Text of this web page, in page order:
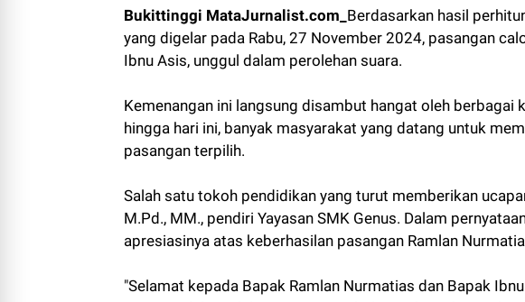
Bukittinggi MataJurnalist.com_ Berdasarkan hasil
yang digelar pada Rabu, 27 November 2024, pasangan
Ibnu Asis, unggul dalam perolehan suara.
Kemenangan ini langsung disambut hangat oleh berbagai
hingga hari ini, banyak masyarakat yang datang untuk
pasangan terpilih.
Salah satu tokoh pendidikan yang turut memberikan
M.Pd., MM., pendiri Yayasan SMK Genus. Dalam
apresiasinya atas keberhasilan pasangan Ramlan
"Selamat kepada Bapak Ramlan Nurmatias dan Bapak